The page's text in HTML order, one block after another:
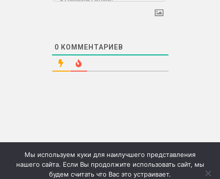
0 КОММЕНТАРИЕВ
Мы используем куки для наилучшего представления
нашего сайта. Если Вы продолжите использовать сайт, мы
будем считать что Вас это устраивает.